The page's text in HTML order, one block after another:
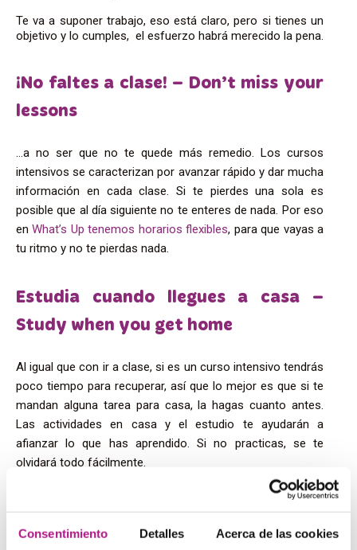
Consentimiento Detalles Acerca de las cookies
Te va a suponer trabajo, eso está claro, pero si tienes un
objetivo y lo cumples, el esfuerzo habrá merecido la pena.
¡No faltes a clase! – Don’t miss your
lessons
…a no ser que no te quede más remedio. Los cursos
intensivos se caracterizan por avanzar rápido y dar mucha
información en cada clase. Si te pierdes una sola es
posible que al día siguiente no te enteres de nada. Por eso
enWhat’s Up tenemos horarios flexibles, para que vayas a
tu ritmo y no te pierdas nada.
Estudia cuando llegues a casa –
Study when you get home
Al igual que con ir a clase, si es un curso intensivo tendrás
poco tiempo para recuperar, así que lo mejor es que si te
mandan alguna tarea para casa, la hagas cuanto antes.
Las actividades en casa y el estudio te ayudarán a
afianzar lo que has aprendido. Si no practicas, se te
olvidará todo fácilmente.
Estudia antes de empezar el curso –
Study before the course starts